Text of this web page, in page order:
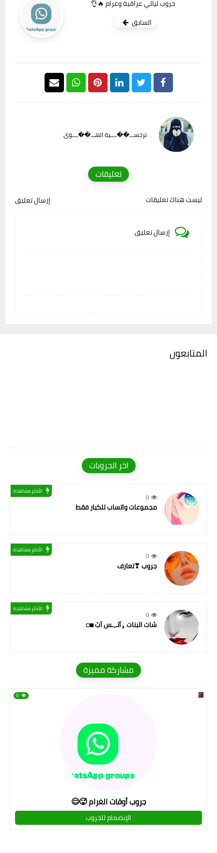
جروب ليالي عراقية وغرام 🔥👌
السابق
نرجســـ��ــــية الهـــ��ــــوى
تعليقات
ليست هناك تعليقات إرسال تعليق
إرسال تعليق
المتابعون
اخر الجروبات
0
الأكثر مشاهدة
مجموعات واتساب للكبار فقط
0
الأكثر مشاهدة
جروب ❣تعارف
0
الأكثر مشاهدة
شات البنات ۅآتـ,ـس آبْ ◼◻
مشاركة مميزة
جروب أوقات الغرام 🥵😊
0
الإنضمام للجروب